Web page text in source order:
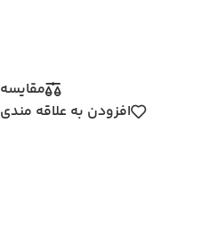
مقايسه
افزودن به علاقه مندی